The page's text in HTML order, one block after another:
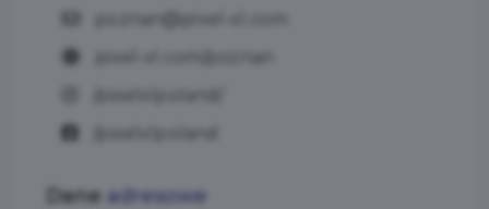
poznan@pixel-xl.com
pixel-xl.com/poznan
Dane adresowe